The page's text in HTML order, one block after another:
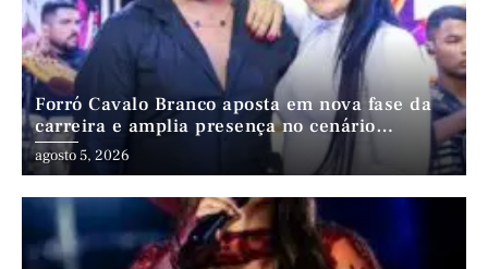
Forró Cavalo Branco aposta em nova fase da
carreira e amplia presença no cenário
nordestino
agosto 5, 2026